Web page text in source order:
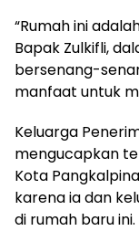
“Rumah ini
Bapak Zulkifli,
bersenang-
manfaat untuk
Keluarga
mengucapkan
Kota
karena ia dan
di rumah baru ini.